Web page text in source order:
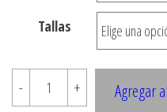
hasta
$7.990
Tallas
-
1694
POLERA
+ Agregar